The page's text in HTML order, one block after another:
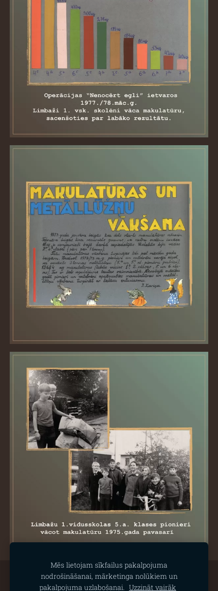
Sīkdatnes
Mēs lietojam sīkfailus pakalpojuma
nodrošināšanai, mārketinga nolūkiem un
pakalpojuma uzlabošanai. Uzzināt vairāk